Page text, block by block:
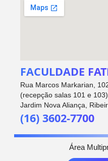
FACULDADE
Rua Marcos Markarian,
(recepção salas 101 e 103)
Jardim Nova Aliança,
(16) 3602-7700
Área